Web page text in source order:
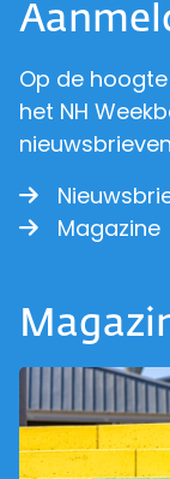
Op de
het NH
Magazine